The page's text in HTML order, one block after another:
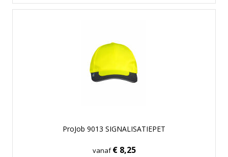
ProJob 9013 SIGNALISATIEPET
vanaf€ 8,25